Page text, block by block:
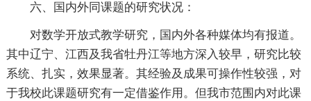
六、国内外同课题的研究状况：
对数学开放式教学研究，国内外各种媒体均有报道。
其中辽宁、江西及我省牡丹江等地方深入较早，研究比较
系统、扎实，效果显著。其经验及成果可操作性较强，对
于我校此课题研究有一定借鉴作用。但我市范围内对此课